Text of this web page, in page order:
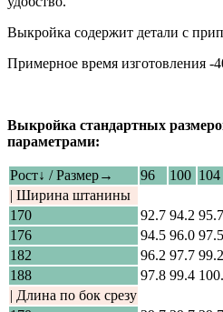
Выкройка содержит детали с
Примерное время изготовления -
Выкройка стандартных
параметрами:
Рост↓ / Размер→ 96 100 104
| Ширина штанины
170
92.7 94.2 95.7
176
94.5 96.0 97.5
182
96.2 97.7 99.2
188
97.8 99.4
| Длина по бок срезу